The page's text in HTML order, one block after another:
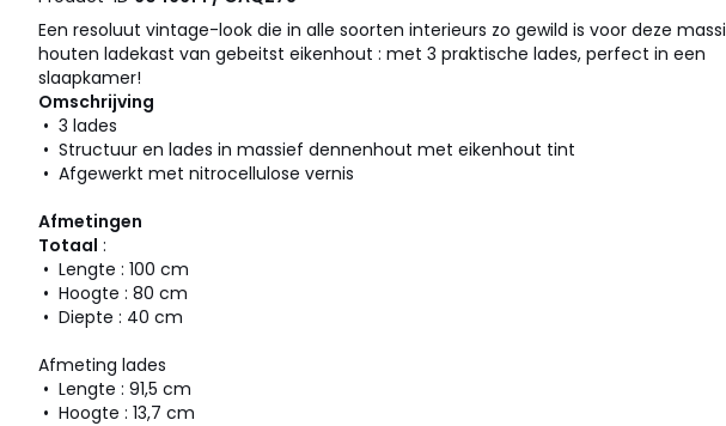
Een resoluut vintage-look die in alle soorten interieurs zo gewild is voor deze
houten ladekast van gebeitst eikenhout : met 3 praktische lades, perfect in een
slaapkamer!
Omschrijving
• 3 lades
• Structuur en lades in massief dennenhout met eikenhout tint
• Afgewerkt met nitrocellulose vernis
Afmetingen
Totaal :
• Lengte : 100 cm
• Hoogte : 80 cm
• Diepte : 40 cm
Afmeting lades
• Lengte : 91,5 cm
• Hoogte : 13,7 cm